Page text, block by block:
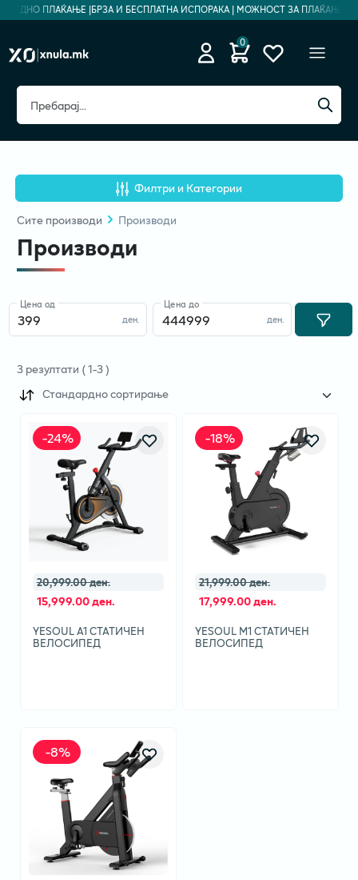
ПЛАЌАЊЕ | БРЗА И БЕСПЛАТНА ИСПОРАКА | МОЖНОСТ ЗА ПЛАЌАЊЕ
0
Филтри и Категории
Ситепроизводи Производи
Производи
ден.
Цена од
ден.
Цена до
3резултати (1-3)
Стандардно сортирање
-24%
20,999.00 ден.
15,999.00 ден.
YESOUL A1 СТАТИЧЕН
ВЕЛОСИПЕД
-18%
21,999.00 ден.
17,999.00 ден.
YESOUL M1 СТАТИЧЕН
ВЕЛОСИПЕД
-8%